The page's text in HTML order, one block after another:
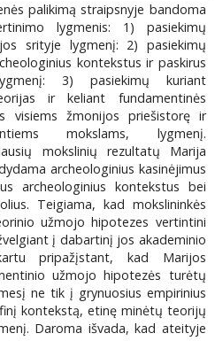
palikimą straipsnyje bandoma
lygmenis: 1) pasiekimų
srityje lygmenį: 2) pasiekimų
kontekstus ir paskirus
3) pasiekimų kuriant
ir keliant fundamentinės
visiems žmonijos priešistorę ir
mokslams, lygmenį.
mokslinių rezultatų Marija
archeologinius kasinėjimus
archeologinius kontekstus bei
Teigiama, kad mokslininkės
užmojo hipotezes vertintini
į dabartinį jos akademinio
pripažįstant, kad Marijos
užmojo hipotezės turėtų
ne tik į grynuosius empirinius
kontekstą, etinę minėtų teorijų
Daroma išvada, kad ateityje